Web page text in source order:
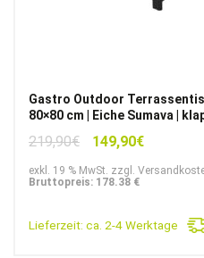
Gastro Outdoor
80×80 cm | Eiche Sumava |
219,90€
Ursprünglicher
war:
149,90€Aktueller
ist:
exkl. 19 % MwSt. zzgl.
Bruttopreis: 178.38 €
Lieferzeit: ca. 2-4 Werktage